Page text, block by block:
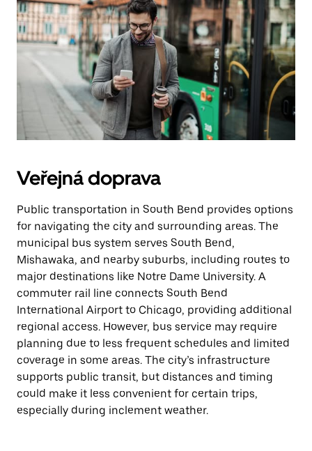
Veřejná doprava
Public transportation in South Bend provides options
for navigating the city and surrounding areas. The
municipal bus system serves South Bend,
Mishawaka, and nearby suburbs, including routes to
major destinations like Notre Dame University. A
commuter rail line connects South Bend
International Airport to Chicago, providing additional
regional access. However, bus service may require
planning due to less frequent schedules and limited
coverage in some areas. The city’s infrastructure
supports public transit, but distances and timing
could make it less convenient for certain trips,
especially during inclement weather.